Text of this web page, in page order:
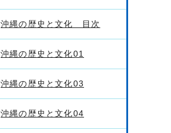
沖縄の歴史と文化 目次
沖縄の歴史と文化01
沖縄の歴史と文化03
沖縄の歴史と文化04